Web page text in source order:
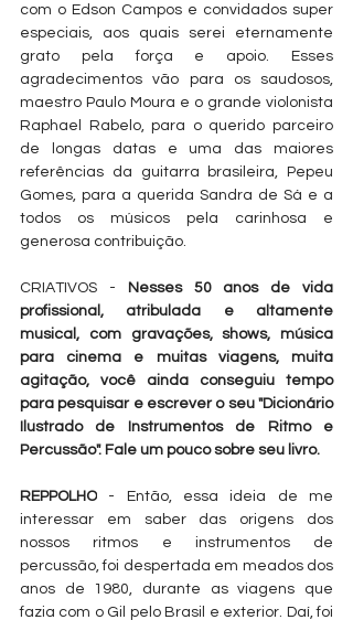
com o Edson Campos e convidados super
especiais, aos quais serei eternamente
grato pela força e apoio. Esses
agradecimentos vão para os saudosos,
maestro Paulo Moura e o grande violonista
Raphael Rabelo, para o querido parceiro
de longas datas e uma das maiores
referências da guitarra brasileira, Pepeu
Gomes, para a querida Sandra de Sá e a
todos os músicos pela carinhosa e
generosa contribuição.
CRIATIVOS - Nesses 50 anos de vida
profissional, atribulada e altamente
musical, com gravações, shows, música
para cinema e muitas viagens, muita
agitação, você ainda conseguiu tempo
para pesquisar e escrever o seu "Dicionário
Ilustrado de Instrumentos de Ritmo e
Percussão". Fale um pouco sobre seu livro.
REPPOLHO - Então, essa ideia de me
interessar em saber das origens dos
nossos ritmos e instrumentos de
percussão, foi despertada em meados dos
anos de 1980, durante as viagens que
fazia com o Gil pelo Brasil e exterior. Daí, foi